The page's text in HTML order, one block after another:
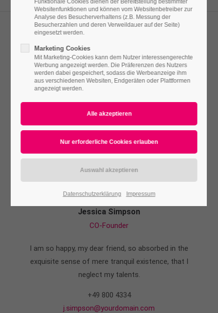
Jessica Simpson
CO-Founder
I am so happy, my dear friend, so absorbed in the
exquisite sense of mere tranquil existence, that I
neglect my talents.
+49 800 4334
j.simpson@yourdomain.com
Funktionale Cookies dienen der Bereitstellung bestimmter
Websitenfunktionen und können vom Websitenbetreiber zur
Analyse des Besucherverhaltens (z.B. Messung der
Besucherzahlen und deren Verweildauer auf der Seite)
eingesetzt werden.
Marketing Cookies
Mit Marketing-Cookies kann dem Nutzer interessengerechte
Werbung angezeigt werden. Die Präferenzen des Nutzers
werden dabei gespeichert, sodass die Werbeanzeige ihm
aus verschiedenen Websiten, Endgeräten oder Plattformen
angezeigt werden.
Datenschutzerklärung Impressum